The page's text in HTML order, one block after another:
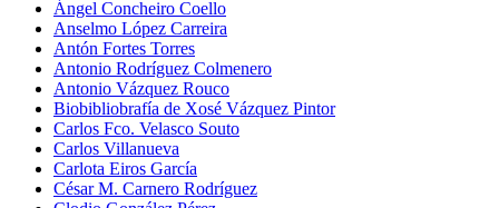
Ángel Concheiro Coello
Anselmo López Carreira
Antón Fortes Torres
Antonio Rodríguez Colmenero
Antonio Vázquez Rouco
Biobibliobrafía de Xosé Vázquez Pintor
Carlos Fco. Velasco Souto
Carlos Villanueva
Carlota Eiros García
César M. Carnero Rodríguez